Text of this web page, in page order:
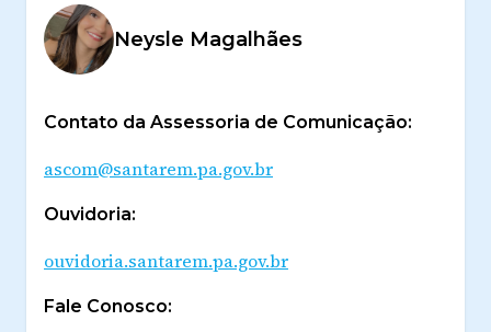
Neysle Magalhães
Contato da Assessoria de Comunicação:
ascom@santarem.pa.gov.br
Ouvidoria:
ouvidoria.santarem.pa.gov.br
Fale Conosco: